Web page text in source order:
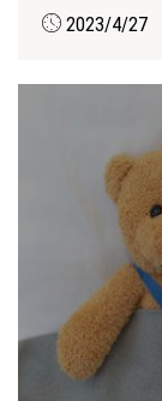
品質會...
2023/4/27